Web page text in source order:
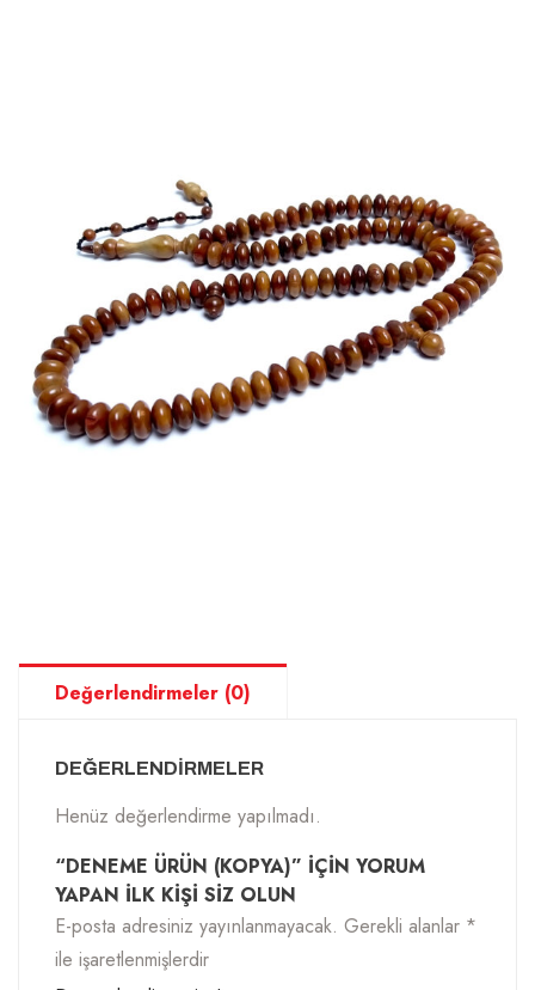
Değerlendirmeler (0)
DEĞERLENDIRMELER
Henüz değerlendirme yapılmadı.
“DENEME ÜRÜN (KOPYA)” IÇIN YORUM
YAPAN ILK KIŞI SIZ OLUN
E-posta adresiniz yayınlanmayacak. Gerekli alanlar *
ile işaretlenmişlerdir